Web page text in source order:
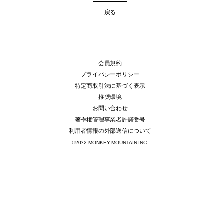
戻る
会員規約
プライバシーポリシー
特定商取引法に基づく表示
推奨環境
お問い合わせ
著作権管理事業者許諾番号
利用者情報の外部送信について
©2022 MONKEY MOUNTAIN,INC.